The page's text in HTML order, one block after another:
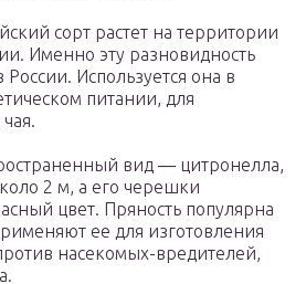
сорт растет на территории
Именно эту разновидность
Используется она в
питании, для
вид ― цитронелла,
2 м, а его черешки
цвет. Пряность популярна
ее для изготовления
насекомых-вредителей,